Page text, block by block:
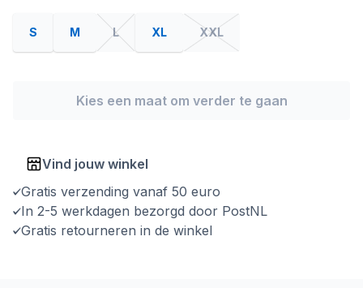
S M L XL XXL
Kies een maat om verder te gaan
Vind jouw winkel
Gratis verzending vanaf 50 euro
In 2-5 werkdagen bezorgd door PostNL
Gratis retourneren in de winkel